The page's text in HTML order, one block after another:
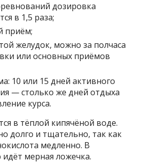
дозировка
в 1,5 раза;
приём;
желудок, можно за полчаса
или основных приёмов
10 или 15 дней активного
— столько же дней отдыха
курса.
в тёплой кипячёной воде.
долго и тщательно, так как
медленно. В
мерная ложечка.